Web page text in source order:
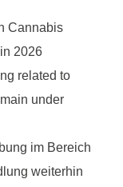
Cannabis
2026
related to
under
im Bereich
weiterhin